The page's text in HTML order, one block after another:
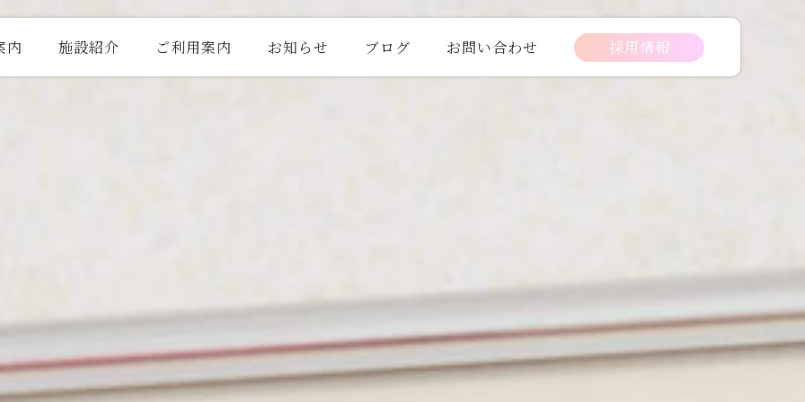
内 施設紹介 ご利用案内 お知らせ ブログ お問い合わせ 採用情報